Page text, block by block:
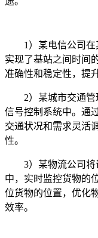
1）某电信公司在其
实现了基站之间时间
准确性和稳定性，提
2）某城市交通管
信号控制系统中。通
交通状况和需求灵活
性。
3）某物流公司将
中，实时监控货物的
位货物的位置，优化
效率。